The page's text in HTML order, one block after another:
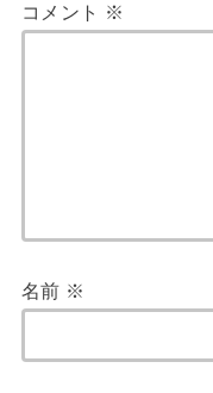
コメント ※
名前 ※